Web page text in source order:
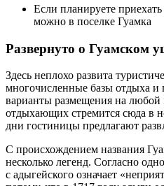
Если планируете
можно в поселке Гуамка
Развернуто о Гуамском
Здесь неплохо развита
многочисленные базы отдыха и
варианты размещения на
отдыхающих стремится сюда в
дни гостиницы предлагают
С происхождением названия
несколько легенд. Согласно
с адыгейского означает